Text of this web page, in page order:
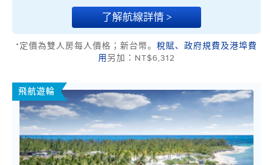
了解航線詳情 >
*定價為雙人房每人價格；新台幣。 稅賦、政府規費及港埠費
用 另加：NT$6,312
飛航遊輪